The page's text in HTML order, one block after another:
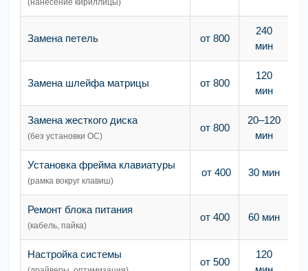
(нанесение кириллицы)
Замена петель от 800
240
мин
Замена шлейфа матрицы от 800
120
мин
Замена жесткого диска
(без установки ОС)
от 800
20–120
мин
Установка фрейма клавиатуры
(рамка вокруг клавиш)
от 400 30 мин
Ремонт блока питания
(кабель, пайка)
от 400 60 мин
Настройка системы
от 500
120